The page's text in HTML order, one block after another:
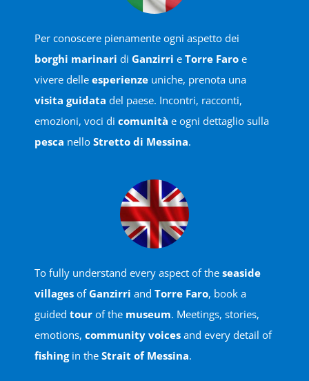
Per conoscere pienamente ogni aspetto dei
borghi marinari di Ganzirri e Torre Faro e
vivere delle esperienze uniche, prenota una
visita guidata del paese. Incontri, racconti,
emozioni, voci di comunità e ogni dettaglio sulla
pesca nello Stretto di Messina.
To fully understand every aspect of the seaside
villages ofGanzirri and Torre Faro, book a
guided tour of the museum. Meetings, stories,
emotions, community voices and every detail of
fishingin the Strait of Messina.